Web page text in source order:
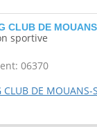
CLUB DE
sportive
06370
CLUB DE MOUANS-